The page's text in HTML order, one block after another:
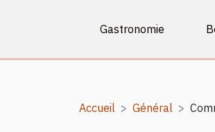
Gastronomie
Accueil Général